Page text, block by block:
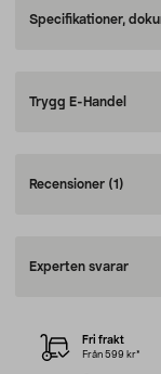
Specifikationer,
Trygg E-Handel
Recensioner (1)
Experten svarar
Fri frakt
Från 599 kr*